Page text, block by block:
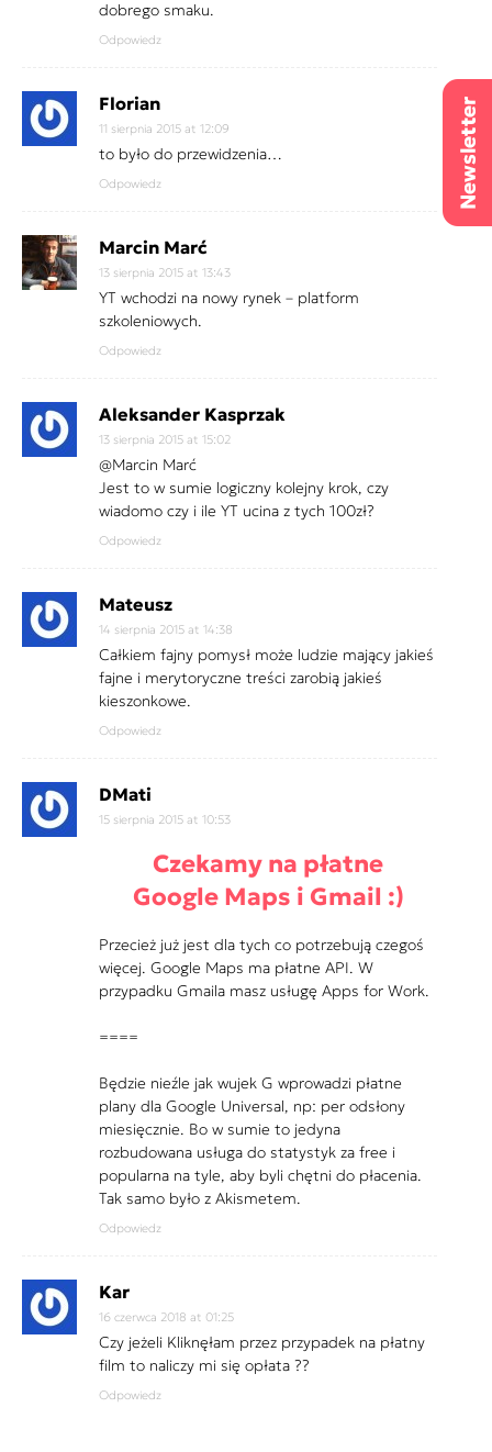
dobrego smaku.
Odpowiedz
Florian
11 sierpnia 2015 at 12:09
to było do przewidzenia…
Odpowiedz
Marcin Marć
13 sierpnia 2015 at 13:43
YT wchodzi na nowy rynek – platform
szkoleniowych.
Odpowiedz
Aleksander Kasprzak
13 sierpnia 2015 at 15:02
@Marcin Marć
Jest to w sumie logiczny kolejny krok, czy
wiadomo czy i ile YT ucina z tych 100zł?
Odpowiedz
Mateusz
14 sierpnia 2015 at 14:38
Całkiem fajny pomysł może ludzie mający jakieś
fajne i merytoryczne treści zarobią jakieś
kieszonkowe.
Odpowiedz
DMati
15 sierpnia 2015 at 10:53
Czekamy na płatne
Google Maps i Gmail :)
Przecież już jest dla tych co potrzebują czegoś
więcej. Google Maps ma płatne API. W
przypadku Gmaila masz usługę Apps for Work.
====
Będzie nieźle jak wujek G wprowadzi płatne
plany dla Google Universal, np: per odsłony
miesięcznie. Bo w sumie to jedyna
rozbudowana usługa do statystyk za free i
popularna na tyle, aby byli chętni do płacenia.
Tak samo było z Akismetem.
Odpowiedz
Kar
16 czerwca 2018 at 01:25
Czy jeżeli Kliknęłam przez przypadek na płatny
film to naliczy mi się opłata ??
Odpowiedz